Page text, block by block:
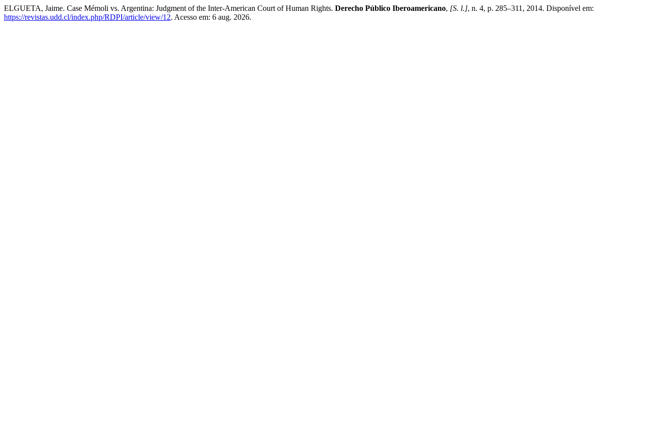
ELGUETA, Jaime. Case Mémoli vs. Argentina: Judgment of the Inter-American Court of Human Rights. Derecho Público Iberoamericano, [S. l.], n. 4, p. 285–311, 2014. Disponível em:
https://revistas.udd.cl/index.php/RDPI/article/view/12. Acesso em: 6 aug. 2026.